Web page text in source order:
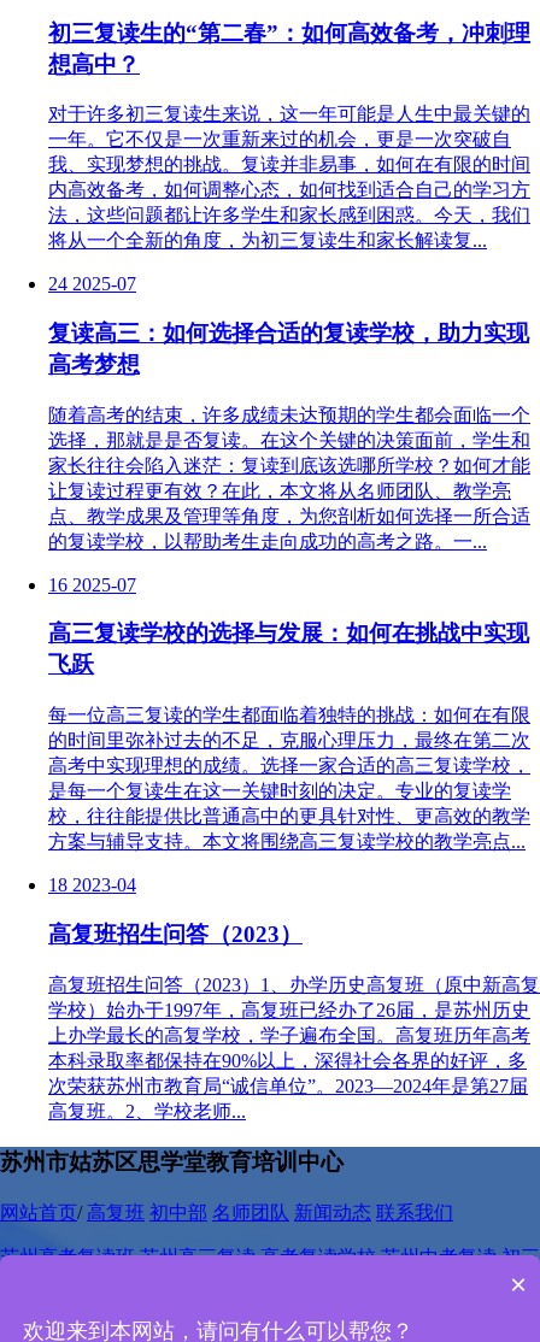
初三复读生的“第二春”：如何高效备考，冲刺理
想高中？
对于许多初三复读生来说，这一年可能是人生中最关键的
一年。它不仅是一次重新来过的机会，更是一次突破自
我、实现梦想的挑战。复读并非易事，如何在有限的时间
内高效备考，如何调整心态，如何找到适合自己的学习方
法，这些问题都让许多学生和家长感到困惑。今天，我们
将从一个全新的角度，为初三复读生和家长解读复...
24 2025-07
复读高三：如何选择合适的复读学校，助力实现
高考梦想
随着高考的结束，许多成绩未达预期的学生都会面临一个
选择，那就是是否复读。在这个关键的决策面前，学生和
家长往往会陷入迷茫：复读到底该选哪所学校？如何才能
让复读过程更有效？在此，本文将从名师团队、教学亮
点、教学成果及管理等角度，为您剖析如何选择一所合适
的复读学校，以帮助考生走向成功的高考之路。一...
16 2025-07
高三复读学校的选择与发展：如何在挑战中实现
飞跃
每一位高三复读的学生都面临着独特的挑战：如何在有限
的时间里弥补过去的不足，克服心理压力，最终在第二次
高考中实现理想的成绩。选择一家合适的高三复读学校，
是每一个复读生在这一关键时刻的决定。专业的复读学
校，往往能提供比普通高中的更具针对性、更高效的教学
方案与辅导支持。本文将围绕高三复读学校的教学亮点...
18 2023-04
高复班招生问答（2023）
高复班招生问答（2023）1、办学历史高复班（原中新高复
学校）始办于1997年，高复班已经办了26届，是苏州历史
上办学最长的高复学校，学子遍布全国。高复班历年高考
本科录取率都保持在90%以上，深得社会各界的好评，多
次荣获苏州市教育局“诚信单位”。2023—2024年是第27届
高复班。2、学校老师...
苏州市姑苏区思学堂教育培训中心
网站首页/高复班 初中部 名师团队 新闻动态 联系我们
苏州高考复读班 苏州高三复读 高考复读学校 苏州中考复读 初三
电话：400-667-3318
×
欢迎来到本网站，请问有什么可以帮您？